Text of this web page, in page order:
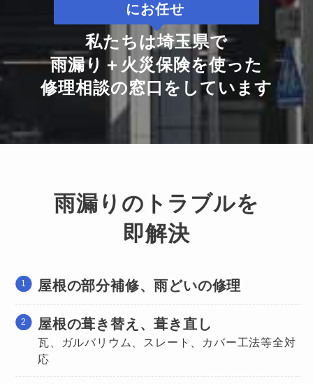
にお任せ
私たちは埼玉県で
雨漏り＋火災保険を使った
修理相談の窓口をしています
雨漏りのトラブルを
即解決
屋根の部分補修、雨どいの修理
屋根の葺き替え、葺き直し
瓦、ガルバリウム、スレート、カバー工法等全対
応